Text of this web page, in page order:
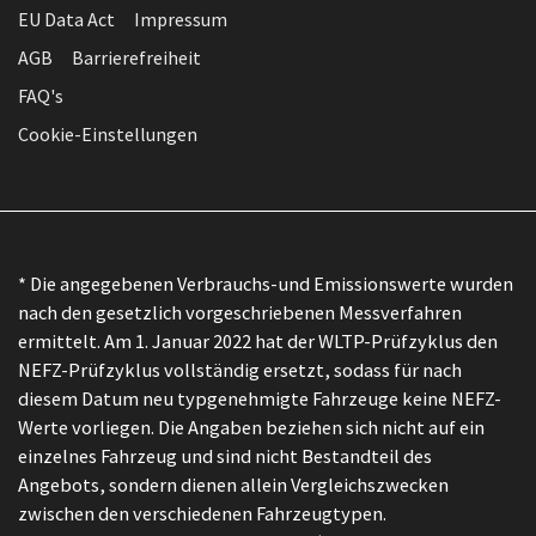
EU Data Act
Impressum
AGB
Barrierefreiheit
FAQ's
Cookie-Einstellungen
* Die angegebenen Verbrauchs-und Emissionswerte wurden
nach den gesetzlich vorgeschriebenen Messverfahren
ermittelt. Am 1. Januar 2022 hat der WLTP-Prüfzyklus den
NEFZ-Prüfzyklus vollständig ersetzt, sodass für nach
diesem Datum neu typgenehmigte Fahrzeuge keine NEFZ-
Werte vorliegen. Die Angaben beziehen sich nicht auf ein
einzelnes Fahrzeug und sind nicht Bestandteil des
Angebots, sondern dienen allein Vergleichszwecken
zwischen den verschiedenen Fahrzeugtypen.